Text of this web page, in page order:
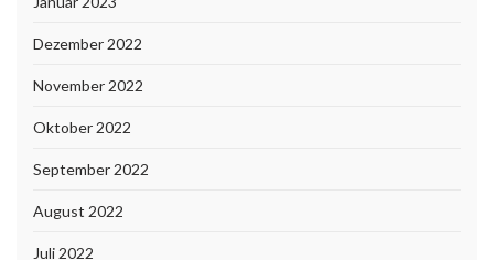
Dezember 2022
November 2022
Oktober 2022
September 2022
August 2022
Juli 2022